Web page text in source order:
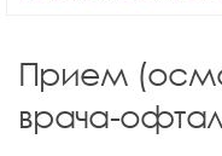
Прием
врача-